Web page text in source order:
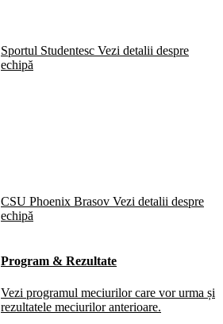
Sportul Studentesc Vezi detalii despre
echipă
CSU Phoenix Brasov Vezi detalii despre
echipă
Program & Rezultate
Vezi programul meciurilor care vor urma și
rezultatele meciurilor anterioare.